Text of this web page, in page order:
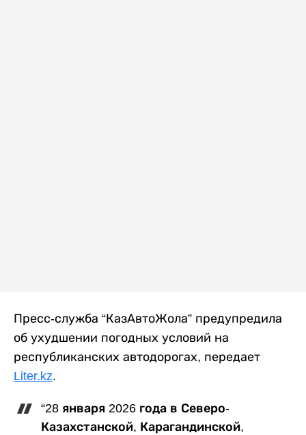
Пресс-служба “КазАвтоЖола” предупредила
об ухудшении погодных условий на
республиканских автодорогах, передает
Liter.kz.
“28 января 2026 года в Северо-
Казахстанской, Карагандинской,